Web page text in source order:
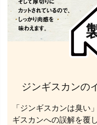
ジンギスカンの
「ジンギスカンは臭い
ギスカンへの誤解を覆